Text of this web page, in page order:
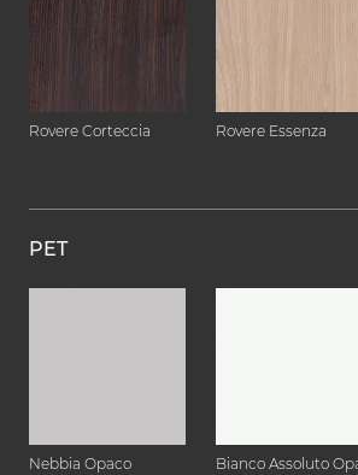
Rovere Corteccia Rovere Essenza
PET
Nebbia Opaco Bianco Assoluto